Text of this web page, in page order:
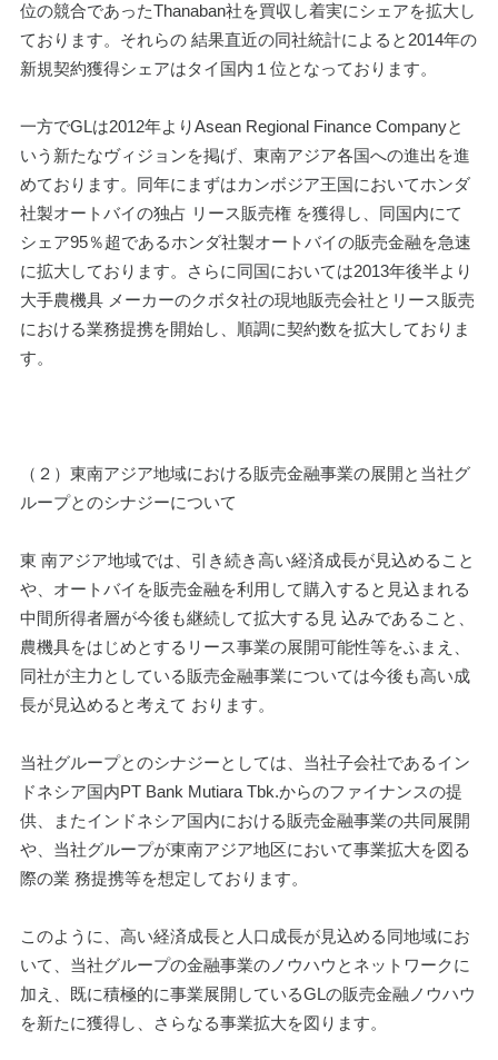
位の競合であったThanaban社を買収し着実にシェアを拡大し
ております。それらの 結果直近の同社統計によると2014年の
新規契約獲得シェアはタイ国内１位となっております。
一方でGLは2012年よりAsean Regional Finance Companyと
いう新たなヴィジョンを掲げ、東南アジア各国への進出を進
めております。同年にまずはカンボジア王国においてホンダ
社製オートバイの独占 リース販売権 を獲得し、同国内にて
シェア95％超であるホンダ社製オートバイの販売金融を急速
に拡大しております。さらに同国においては2013年後半より
大手農機具 メーカーのクボタ社の現地販売会社とリース販売
における業務提携を開始し、順調に契約数を拡大しておりま
す。
（２）東南アジア地域における販売金融事業の展開と当社グ
ループとのシナジーについて
東 南アジア地域では、引き続き高い経済成長が見込めること
や、オートバイを販売金融を利用して購入すると見込まれる
中間所得者層が今後も継続して拡大する見 込みであること、
農機具をはじめとするリース事業の展開可能性等をふまえ、
同社が主力としている販売金融事業については今後も高い成
長が見込めると考えて おります。
当社グループとのシナジーとしては、当社子会社であるイン
ドネシア国内PT Bank Mutiara Tbk.からのファイナンスの提
供、またインドネシア国内における販売金融事業の共同展開
や、当社グループが東南アジア地区において事業拡大を図る
際の業 務提携等を想定しております。
このように、高い経済成長と人口成長が見込める同地域にお
いて、当社グループの金融事業のノウハウとネットワークに
加え、既に積極的に事業展開しているGLの販売金融ノウハウ
を新たに獲得し、さらなる事業拡大を図ります。